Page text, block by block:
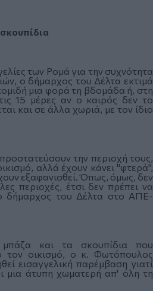
των Ρομά για την συχνότητα
ο δήμαρχος του Δέλτα εκτιμά
μια φορά τη βδομάδα ή, στη
15 μέρες αν ο καιρός δεν το
και σε άλλα χωριά, με τον ίδιο
την περιοχή τους,
αλλά έχουν κάνει "φτερά",
εξαφανισθεί. Όπως, όμως, δεν
περιοχές, έτσι δεν πρέπει να
ο δήμαρχος του Δέλτα στο ΑΠΕ-
και τα σκουπίδια που
τον οικισμό, ο κ. Φωτόπουλος
εισαγγελική παρέμβαση γιατί
μια άτυπη χωματερή απ' όλη τη